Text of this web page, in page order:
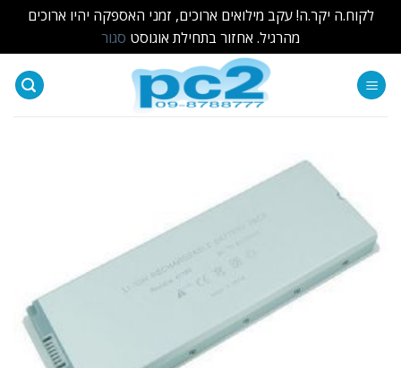
לקוח.ה יקר.ה! עקב מילואים ארוכים, זמני האספקה יהיו ארוכים
מהרגיל. אחזור בתחילת אוגוסט סגור